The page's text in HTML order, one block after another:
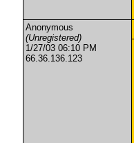
Anonymous
(Unregistered)
1/27/03 06:10 PM
66.36.136.123